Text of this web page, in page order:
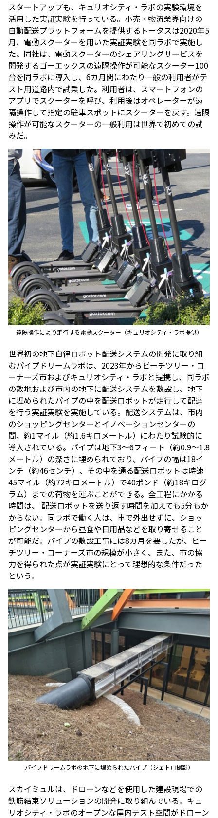
スタートアップも、キュリオシティ・ラボの実験環境を
活用した実証実験を行っている。小売・物流業界向けの
自動配送プラットフォームを提供するトータスは2020年5
月、電動スクーターを用いた実証実験を同ラボで実施し
た。同社は、電動スクーターのシェアリングサービスを
開発するゴーエックスの遠隔操作が可能なスクーター100
台を同ラボに導入し、6カ月間にわたり一般の利用者がテ
スト用道路内で試乗した。利用者は、スマートフォンの
アプリでスクーターを呼び、利用後はオペレーターが遠
隔操作して指定の駐車スポットにスクーターを戻す。遠隔
操作が可能なスクーターの一般利用は世界で初めての試
みだ。
遠隔操作により走行する電動スクーター（キュリオシティ・ラボ提供）
世界初の地下自律ロボット配送システムの開発に取り組
むパイプドリームラボは、2023年からピーチツリー・コ
ーナーズ市およびキュリオシティ・ラボと提携し、同ラボ
の敷地および市内の地下に配送システムを敷設し、地下
に埋められたパイプの中を配送ロボットが走行して配達
を行う実証実験を実施している。配送システムは、市内
のショッピングセンターとイノベーションセンターの
間、約1マイル（約1.6キロメートル）にわたり試験的に
導入されている。パイプは地下3～6フィート（約0.9～1.8
メートル）の深さに埋められており、パイプの幅は18イ
ンチ（約46センチ）、その中を通る配送ロボットは時速
45マイル（約72キロメートル）で40ポンド（約18キログ
ラム）までの荷物を運ぶことができる。全工程にかかる
時間は、 配送ロボットを送り返す時間を加えても5分もか
からない。同ラボで働く人は、車で外出せずに、ショッ
ピングセンターから昼食や日用品などを取り寄せること
が可能だ。パイプの敷設工事には8カ月を要したが、ピー
チツリー・コーナーズ市の規模が小さく、また、市の協
力を得られた点が実証実験にとって理想的な条件だった
という。
パイプドリームラボの地下に埋められたパイプ（ジェトロ撮影）
スカイミュルは、ドローンなどを使用した建設現場での
鉄筋結束ソリューションの開発に取り組んでいる。キュ
リオシティ・ラボのオープンな屋内テスト空間がドローン